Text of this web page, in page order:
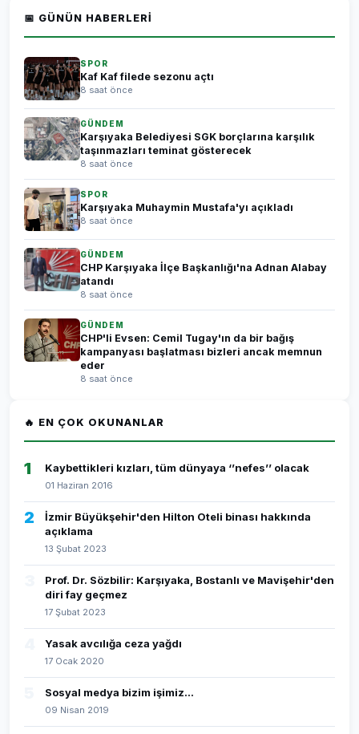
📅 GÜNÜN HABERLERI
SPOR
Kaf Kaf filede sezonu açtı
8 saat önce
GÜNDEM
Karşıyaka Belediyesi SGK borçlarına karşılık
taşınmazları teminat gösterecek
8 saat önce
SPOR
Karşıyaka Muhaymin Mustafa'yı açıkladı
8 saat önce
GÜNDEM
CHP Karşıyaka İlçe Başkanlığı'na Adnan Alabay
atandı
8 saat önce
GÜNDEM
CHP'li Evsen: Cemil Tugay'ın da bir bağış
kampanyası başlatması bizleri ancak memnun
eder
8 saat önce
🔥 EN ÇOK OKUNANLAR
1 Kaybettikleri kızları, tüm dünyaya ‘’nefes’’ olacak
01 Haziran 2016
2
İzmir Büyükşehir'den Hilton Oteli binası hakkında
açıklama
13 Şubat 2023
Prof. Dr. Sözbilir: Karşıyaka, Bostanlı ve Mavişehir'den
diri fay geçmez
17 Şubat 2023
Yasak avcılığa ceza yağdı
17 Ocak 2020
Sosyal medya bizim işimiz...
09 Nisan 2019